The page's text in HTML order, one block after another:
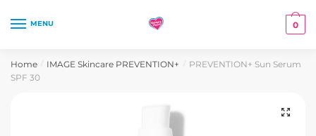
MENU 0
Home IMAGE Skincare PREVENTION+
PREVENTION+ Sun Serum
SPF 30